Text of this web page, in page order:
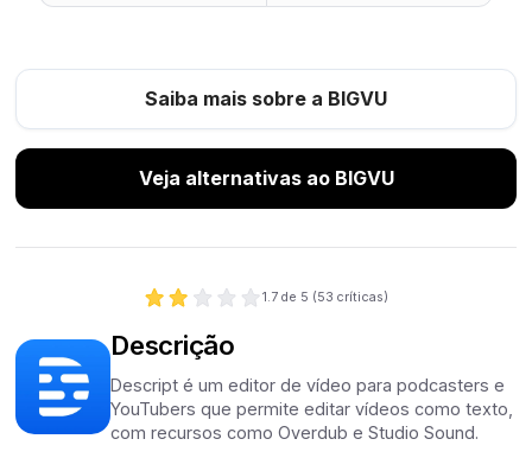
Saiba mais sobre a BIGVU
Veja alternativas ao BIGVU
1.7 de 5 (53 críticas)
Descrição
Descript é um editor de vídeo para podcasters e
YouTubers que permite editar vídeos como texto,
com recursos como Overdub e Studio Sound.